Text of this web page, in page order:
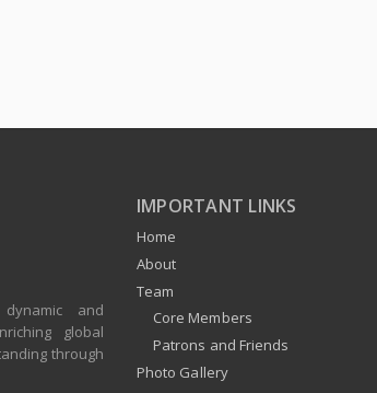
and
global
through
IMPORTANT LINKS
Home
About
Team
Core Members
Patrons and Friends
Photo Gallery